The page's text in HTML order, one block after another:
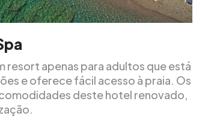
resort apenas para adultos que está
e oferece fácil acesso à praia. Os
deste hotel renovado,